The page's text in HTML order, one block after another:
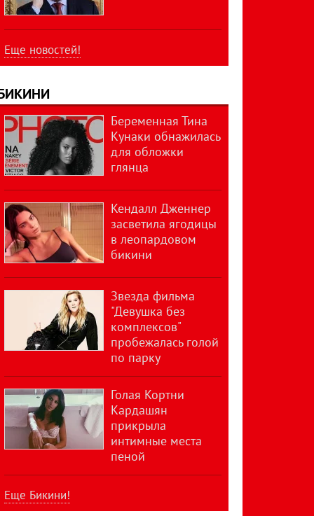
Еще новостей!
Беременная Тина
Кунаки обнажилась
для обложки
глянца
Кендалл Дженнер
засветила ягодицы
в леопардовом
бикини
Звезда фильма
"Девушка без
комплексов"
пробежалась голой
по парку
Голая Кортни
Кардашян
прикрыла
интимные места
пеной
Еще Бикини!